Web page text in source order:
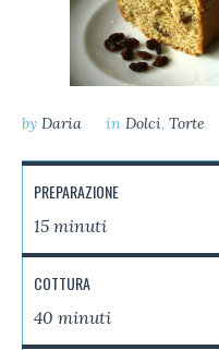
by Daria in Dolci, Torte
PREPARAZIONE
15 minuti
COTTURA
40 minuti